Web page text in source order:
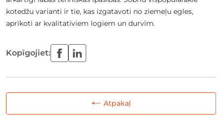
kotedžu varianti ir tie, kas izgatavoti no ziemeļu egles,
aprīkoti ar kvalitatīviem logiem un durvīm.
Kopīgojiet:
Atpakaļ